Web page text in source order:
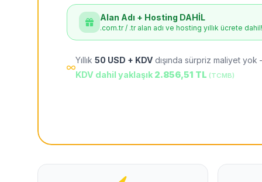
Alan Adı + Hosting DAHİL
.com.tr / .tr alan adı ve hosting yıllık ücrete dahil!
Yıllık 50 USD + KDV dışında sürpriz maliyet
KDV dahil yaklaşık 2.856,51 TL (TCMB)